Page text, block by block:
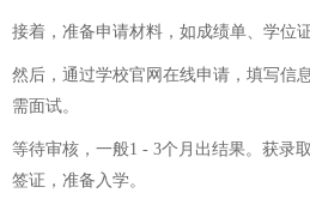
接着，准备申请材料，如成绩单、学位
然后，通过学校官网在线申请，填写信
需面试。
等待审核，一般1 - 3个月出结果。获录
签证，准备入学。